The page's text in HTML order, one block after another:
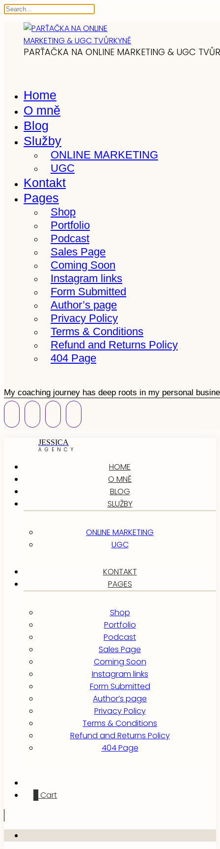
PARŤAČKA NA ONLINE MARKETING & UGC
Home
O mně
Blog
Služby
ONLINE MARKETING
UGC
Kontakt
Pages
Shop
Portfolio
Podcast
Sales Page
Coming Soon
Instagram links
Form Submitted
Author’s page
Privacy Policy
Terms & Conditions
Refund and Returns Policy
404 Page
My coaching journey has deep roots in my personal
JESSICA
AGENCY
HOME
O MNĚ
BLOG
SLUŽBY
ONLINE MARKETING
UGC
KONTAKT
PAGES
Shop
Portfolio
Podcast
Sales Page
Coming Soon
Instagram links
Form Submitted
Author’s page
Privacy Policy
Terms & Conditions
Refund and Returns Policy
404 Page
Cart